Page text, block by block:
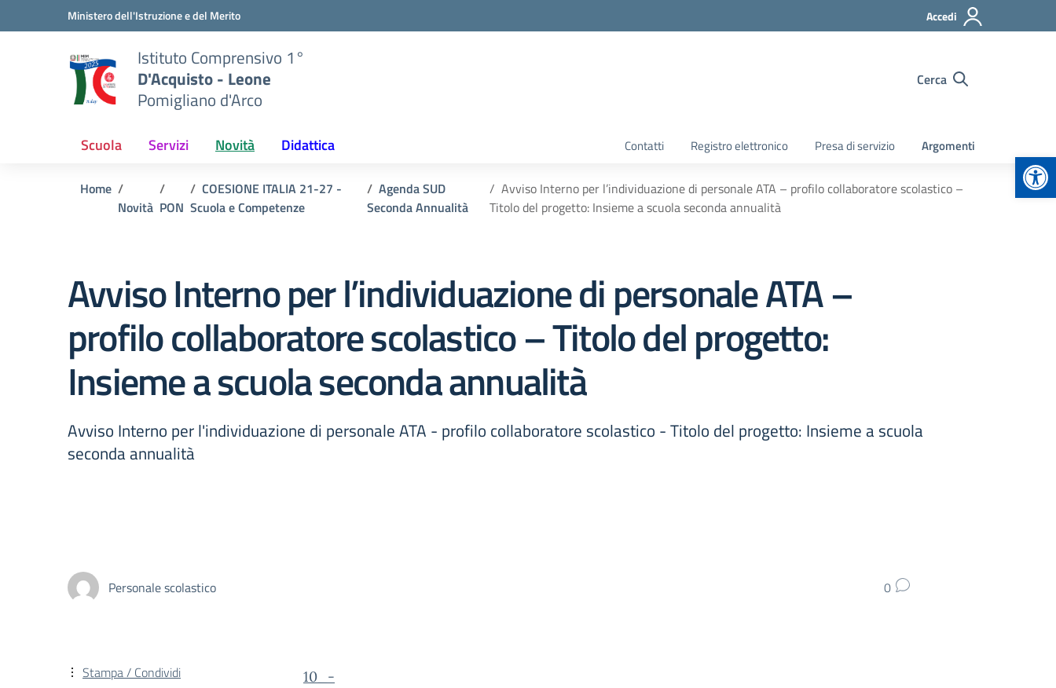
Vai ai contenuti
Vai al menu di navigazioneMinistero dell'Istruzione e del Merito Accedi
Istituto Comprensivo 1°
D'Acquisto - Leone
Pomigliano d'Arco
Cerca
Scuola Servizi Novità Didattica Contatti Registro elettronico Presa di servizio Argomenti
Home
Novità PON
COESIONE ITALIA 21-27 -
Scuola e Competenze
Agenda SUD
Seconda Annualità
Avviso Interno per l’individuazione di personale ATA – profilo collaboratore scolastico –
Titolo del progetto: Insieme a scuola seconda annualità
Avviso Interno per l’individuazione di personale ATA –
profilo collaboratore scolastico – Titolo del progetto:
Insieme a scuola seconda annualità
Avviso Interno per l'individuazione di personale ATA - profilo collaboratore scolastico - Titolo del progetto: Insieme a scuola
seconda annualità
Personale scolastico 0
10_-
Stampa / Condividi